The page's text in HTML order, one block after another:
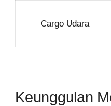
Cargo Udara
Keunggulan